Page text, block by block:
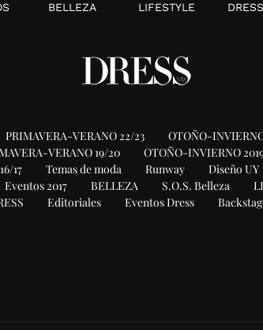
BELLEZA LIFESTYLE DRESS
PRIMAVERA-VERANO 22/23 OTOÑO-
VERANO 19/20 OTOÑO-INVIERNO
17 Temas de moda Runway Diseño UY
Eventos 2017 BELLEZA S.O.S. Belleza
Editoriales Eventos Dress